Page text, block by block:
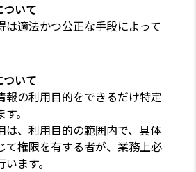
いて
は適法かつ公正な手段によって
いて
報の利用目的をできるだけ特定
。
は、利用目的の範囲内で、具体
て権限を有する者が、業務上必
ます。